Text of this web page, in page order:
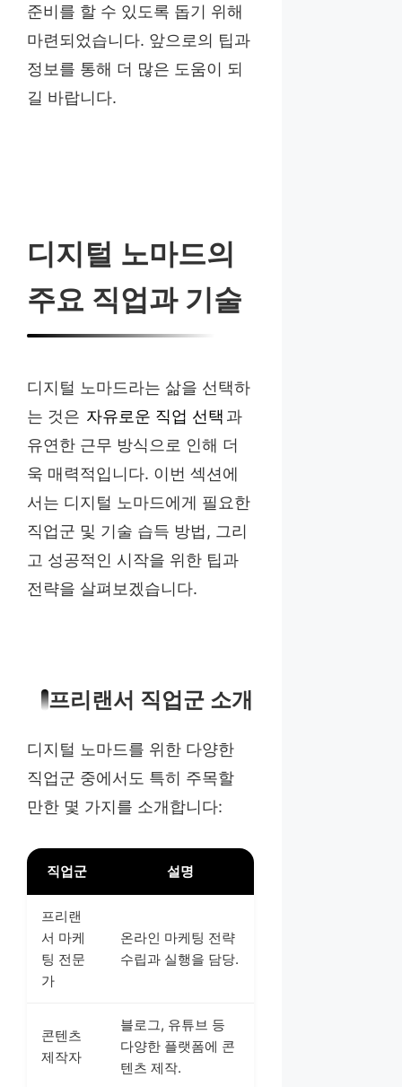
준비를 할 수 있도록 돕기 위해
마련되었습니다. 앞으로의 팁과
정보를 통해 더 많은 도움이 되
길 바랍니다.
디지털 노마드의
주요 직업과 기술
디지털 노마드라는 삶을 선택하
는 것은 자유로운 직업 선택 과
유연한 근무 방식으로 인해 더
욱 매력적입니다. 이번 섹션에
서는 디지털 노마드에게 필요한
직업군 및 기술 습득 방법, 그리
고 성공적인 시작을 위한 팁과
전략을 살펴보겠습니다.
프리랜서 직업군 소개
디지털 노마드를 위한 다양한
직업군 중에서도 특히 주목할
만한 몇 가지를 소개합니다:
직업군 설명
프리랜
서 마케
팅 전문
가
온라인 마케팅 전략
수립과 실행을 담당.
콘텐츠
제작자
블로그, 유튜브 등
다양한 플랫폼에 콘
텐츠 제작.